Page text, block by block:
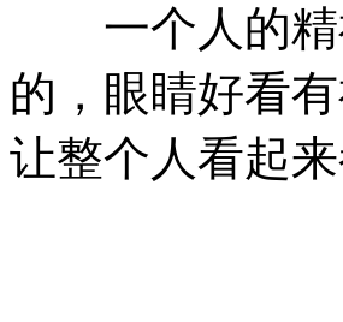
一个人的精
的，眼睛好看
让整个人看起